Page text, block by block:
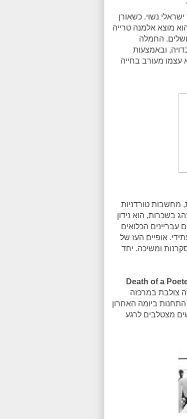
נשוי. כשאורן
מוצא אלמנה טרייה
החמלה
ובאמצעות
עצמו מעורב בחייה
מחשבות טורדניות
בשכרות, הוא נידון
הכלואים
אופיים העז של
ומשיכה. יחד
צולבת במרכזה
מדלג בין התחנות ביומה האחרון
של שתי הנשים מצטלבים לרגע